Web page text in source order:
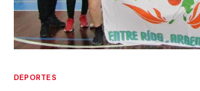
DEPORTES